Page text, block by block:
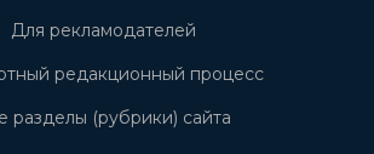
Для рекламодателей
редакционный процесс
разделы (рубрики) сайта